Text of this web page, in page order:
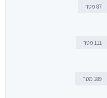
87 מטר
111 מטר
189 מטר